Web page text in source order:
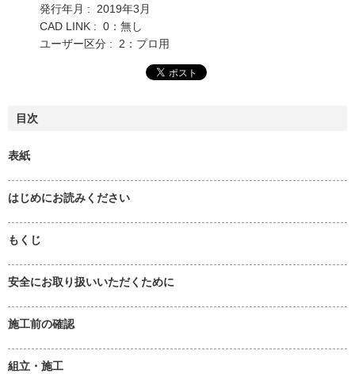
発行年月 : 2019年3月
CAD LINK : 0：無し
ユーザー区分 : 2：プロ用
目次
表紙
はじめにお読みください
もくじ
安全にお取り扱いいただくために
施工前の確認
組立・施工